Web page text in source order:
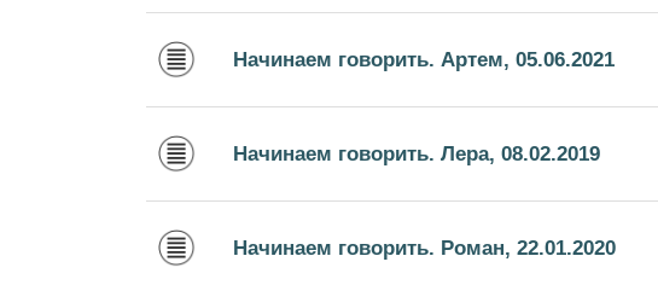
Начинаем говорить. Артем, 05.06.2021
Начинаем говорить. Лера, 08.02.2019
Начинаем говорить. Роман, 22.01.2020